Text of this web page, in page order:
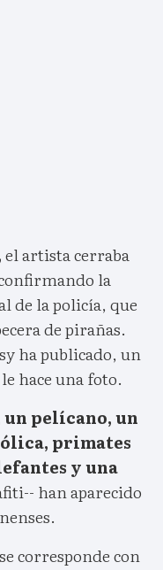
el artista cerraba
la
de la policía, que
de pirañas.
ha publicado, un
hace una foto.
un pelícano, un
primates
y una
han aparecido
corresponde con